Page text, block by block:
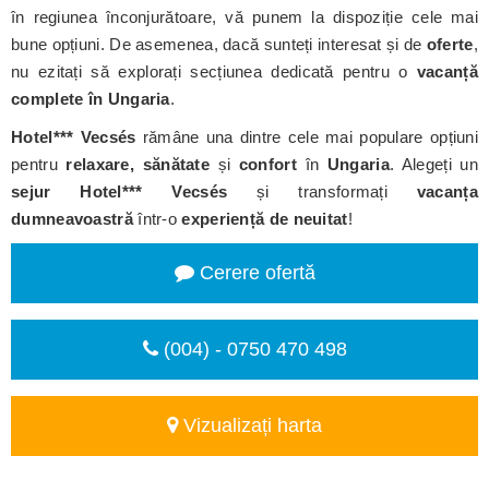
în regiunea înconjurătoare, vă punem la dispoziție cele mai
bune opțiuni. De asemenea, dacă sunteți interesat și de oferte,
nu ezitați să explorați secțiunea dedicată pentru o vacanță
complete în Ungaria.
Hotel*** Vecsés rămâne una dintre cele mai populare opțiuni
pentru relaxare, sănătate și confortîn Ungaria. Alegeți un
sejur Hotel*** Vecsés și transformați vacanța
dumneavoastrăîntr-oexperiență de neuitat!
Cerere ofertă
(004) - 0750 470 498
Vizualizați harta